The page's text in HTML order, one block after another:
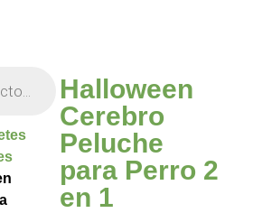
Halloween
Cerebro
Peluche
para Perro 2
en 1